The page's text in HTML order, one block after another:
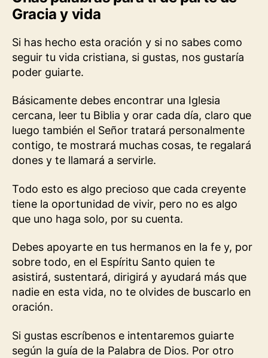
Gracia y vida
Si has hecho esta oración y si no sabes como
seguir tu vida cristiana, si gustas, nos gustaría
poder guiarte.
Básicamente debes encontrar una Iglesia
cercana, leer tu Biblia y orar cada día, claro que
luego también el Señor tratará personalmente
contigo, te mostrará muchas cosas, te regalará
dones y te llamará a servirle.
Todo esto es algo precioso que cada creyente
tiene la oportunidad de vivir, pero no es algo
que uno haga solo, por su cuenta.
Debes apoyarte en tus hermanos en la fe y, por
sobre todo, en el Espíritu Santo quien te
asistirá, sustentará, dirigirá y ayudará más que
nadie en esta vida, no te olvides de buscarlo en
oración.
Si gustas escríbenos e intentaremos guiarte
según la guía de la Palabra de Dios. Por otro